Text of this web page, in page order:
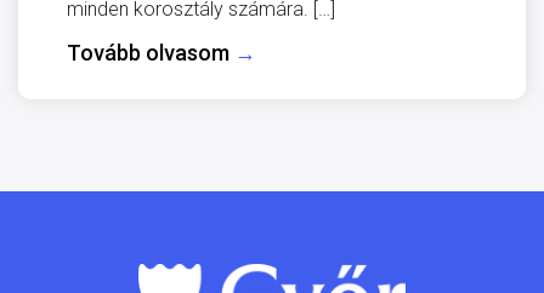
minden korosztály számára. […]
Tovább olvasom →